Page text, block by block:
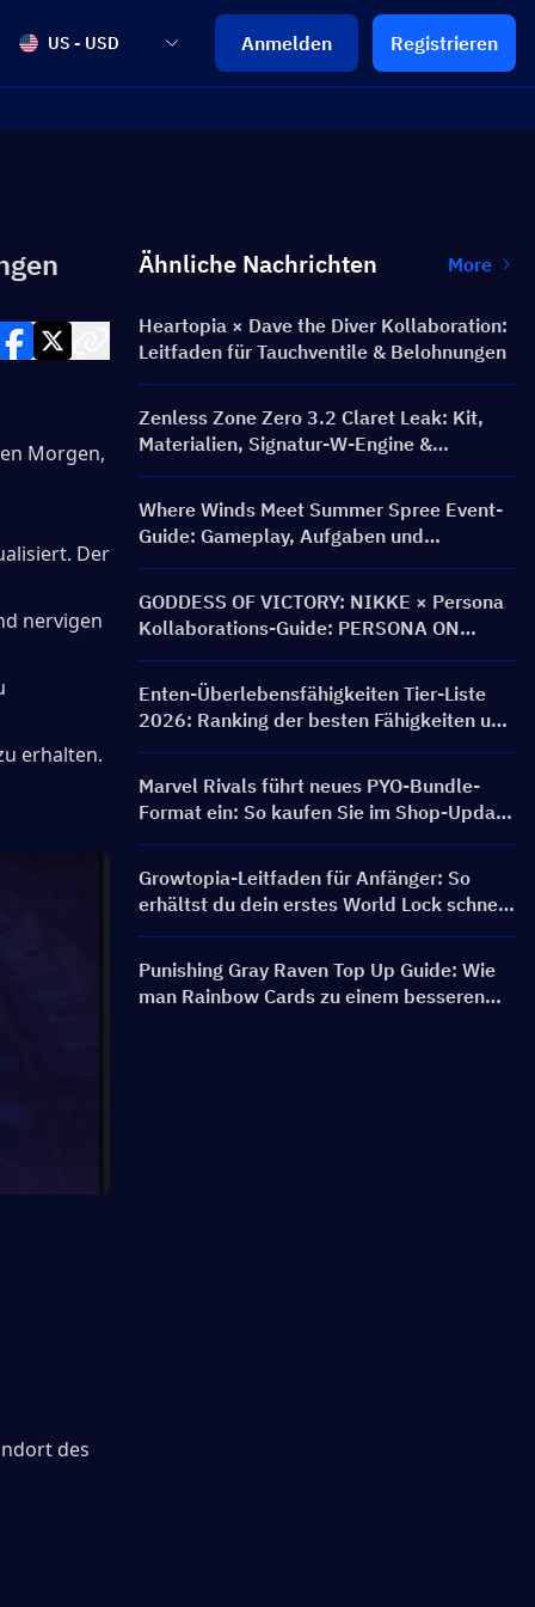
US - USD Anmelden Registrieren
Morgen,
Der
nervigen
erhalten.
des
Ähnliche Nachrichten More
Heartopia × Dave the Diver Kollaboration:
Leitfaden für Tauchventile & Belohnungen
Zenless Zone Zero 3.2 Claret Leak: Kit,
Materialien, Signatur-W-Engine &
Mindscape Cinema
Where Winds Meet Summer Spree Event-
Guide: Gameplay, Aufgaben und
Belohnungen
GODDESS OF VICTORY: NIKKE × Persona
Kollaborations-Guide: PERSONA ON
FRONTLINE Event, Charaktere, Banner &
Belohnungen
Enten-Überlebensfähigkeiten Tier-Liste
2026: Ranking der besten Fähigkeiten und
Build-Leitfaden
Marvel Rivals führt neues PYO-Bundle-
Format ein: So kaufen Sie im Shop-Update
von Saison 9.5 cleverer ein
Growtopia-Leitfaden für Anfänger: So
erhältst du dein erstes World Lock schnell
und sicher
Punishing Gray Raven Top Up Guide: Wie
man Rainbow Cards zu einem besseren